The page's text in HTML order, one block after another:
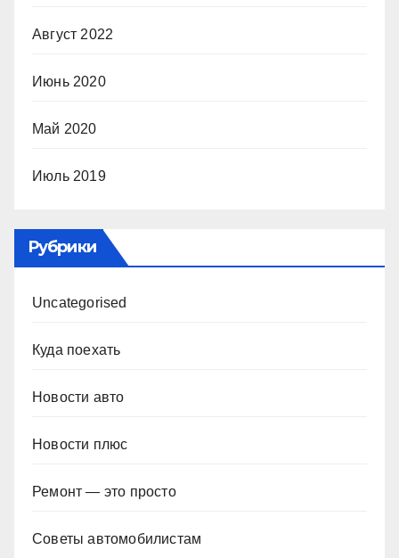
Август 2022
Июнь 2020
Май 2020
Июль 2019
Рубрики
Uncategorised
Куда поехать
Новости авто
Новости плюс
Ремонт — это просто
Советы автомобилистам